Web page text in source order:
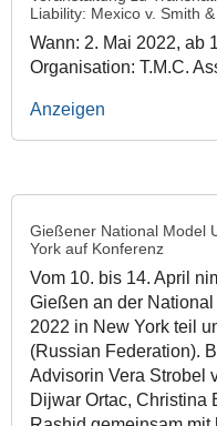
Liability: Mexico v. Smith
Wann: 2. Mai 2022, ab
Organisation: T.M.C.
Anzeigen
Gießener National Model
York auf Konferenz
Vom 10. bis 14. April
Gießen an der
2022 in New York teil
(Russian Federation).
Advisorin Vera Strobel
Dijwar Ortac, Christina